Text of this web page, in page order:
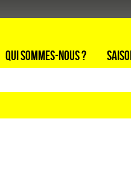
Qui sommes-nous ?